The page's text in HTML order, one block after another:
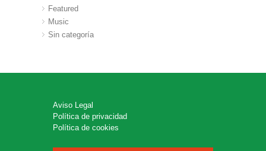
Featured
Music
Sin categoría
Aviso Legal
Política de privacidad
Política de cookies